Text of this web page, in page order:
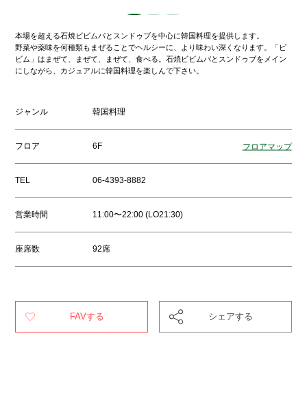
本場を超える石焼ビビムパとスンドゥブを中心に韓国料理を提供します。
野菜や薬味を何種類もまぜることでヘルシーに、より味わい深くなります。「ビ
ビム」はまぜて、まぜて、まぜて、食べる。石焼ビビムパとスンドゥブをメイン
にしながら、カジュアルに韓国料理を楽しんで下さい。
ジャンル 韓国料理
フロア 6F フロアマップ
TEL 06-4393-8882
営業時間 11:00〜22:00 (LO21:30)
座席数 92席
FAVする シェアする